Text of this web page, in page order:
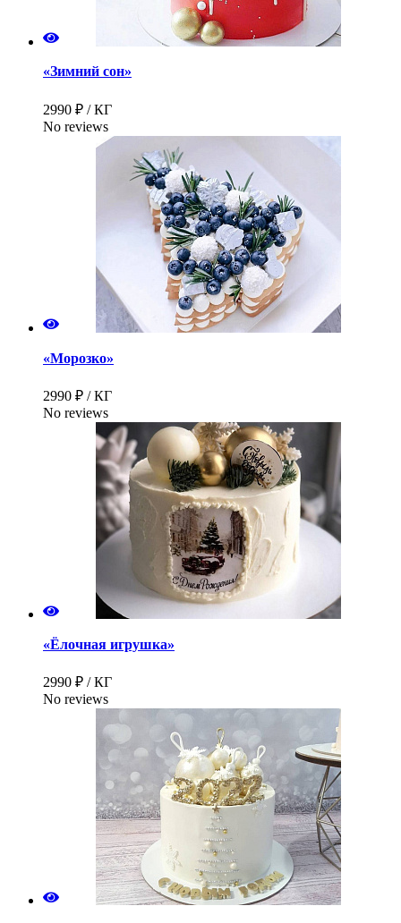
«Зимний сон»
2990 ₽ / КГ
No reviews
«Морозко»
2990 ₽ / КГ
No reviews
«Ёлочная игрушка»
2990 ₽ / КГ
No reviews